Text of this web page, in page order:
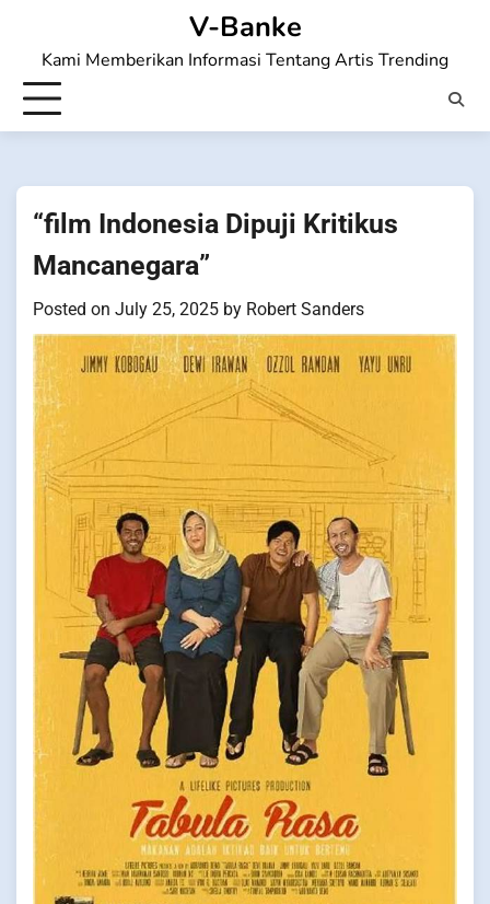
content
V-Banke
Kami Memberikan Informasi Tentang Artis Trending
“film Indonesia Dipuji Kritikus
Mancanegara”
Posted on July 25, 2025 by Robert Sanders